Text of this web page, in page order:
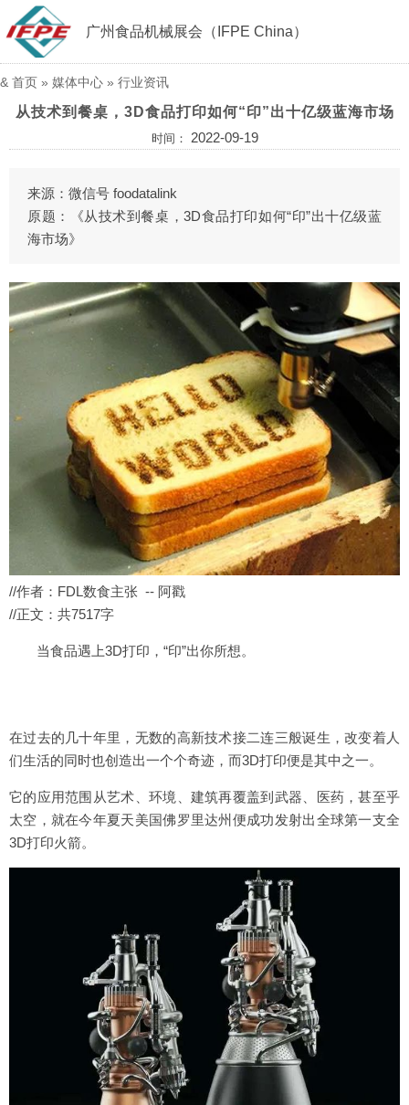
广州食品机械展会（IFPE China）
& 首页 » 媒体中心 » 行业资讯
从技术到餐桌，3D食品打印如何“印”出十亿级蓝海市场
时间： 2022-09-19
来源：微信号 foodatalink
原题：《从技术到餐桌，3D食品打印如何“印”出十亿级蓝
海市场》
//作者：FDL数食主张 -- 阿戳
//正文：共7517字
当食品遇上3D打印，“印”出你所想。
在过去的几十年里，无数的高新技术接二连三般诞生，改变着人
们生活的同时也创造出一个个奇迹，而3D打印便是其中之一。
它的应用范围从艺术、环境、建筑再覆盖到武器、医药，甚至乎
太空，就在今年夏天美国佛罗里达州便成功发射出全球第一支全
3D打印火箭。